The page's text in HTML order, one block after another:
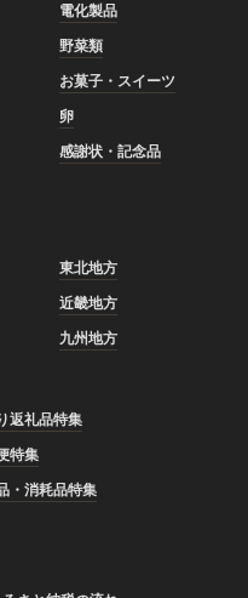
電化製品
野菜類
お菓子・スイーツ
卵
感謝状・記念品
東北地方
近畿地方
九州地方
返礼品特集
特集
・消耗品特集